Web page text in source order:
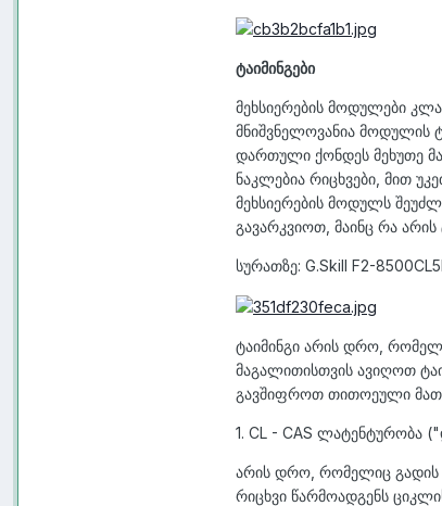
ტაიმინგები
მეხსიერების მოდულები
მნიშვნელოვანია მოდულის
დართული ქონდეს მეხუთე
ნაკლებია რიცხვები, მით
მეხსიერების მოდულს
გავარკვიოთ, მაინც რა არის
სურათზე: G.Skill F2-
ტაიმინგი არის დრო,
მაგალითისთვის ავიღოთ
გავშიფროთ თითოეული
1. CL - CAS ლატენტურობა
არის დრო, რომელიც გადის
რიცხვი წარმოადგენს